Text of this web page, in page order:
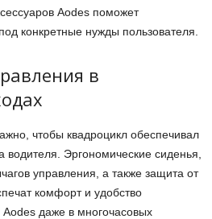
Aodes поможет
конкретные нужды пользователя.
в
чтобы квадроцикл обеспечивал
Эргономические сиденья,
управления, а также защита от
комфорт и удобство
даже в многочасовых